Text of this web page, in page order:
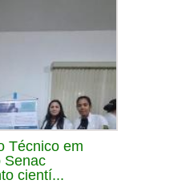
Técnico em
Senac
cientí...